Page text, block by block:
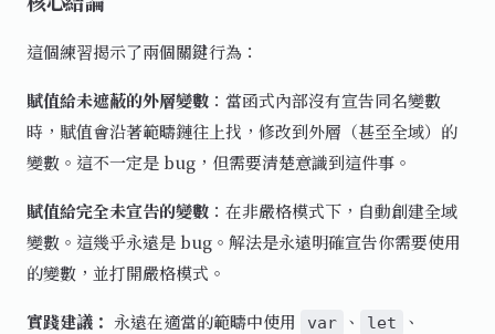
這個練習揭示了兩個關鍵行為：
賦值給未遮蔽的外層變數 ：當函式內部沒有宣告同名變數
時，賦值會沿著範疇鏈往上找，修改到外層（甚至全域）的
變數。這不一定是 bug，但需要清楚意識到這件事。
賦值給完全未宣告的變數 ：在非嚴格模式下，自動創建全域
變數。這幾乎永遠是 bug。解法是永遠明確宣告你需要使用
的變數，並打開嚴格模式。
實踐建議： 永遠在適當的範疇中使用 var 、 let 、